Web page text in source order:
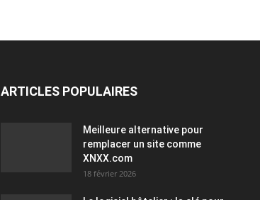
ARTICLES POPULAIRES
Meilleure alternative pour
remplacer un site comme
XNXX.com
18 février 2026